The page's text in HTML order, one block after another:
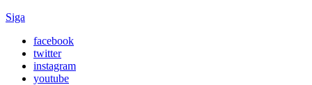
Siga
facebook
twitter
instagram
youtube